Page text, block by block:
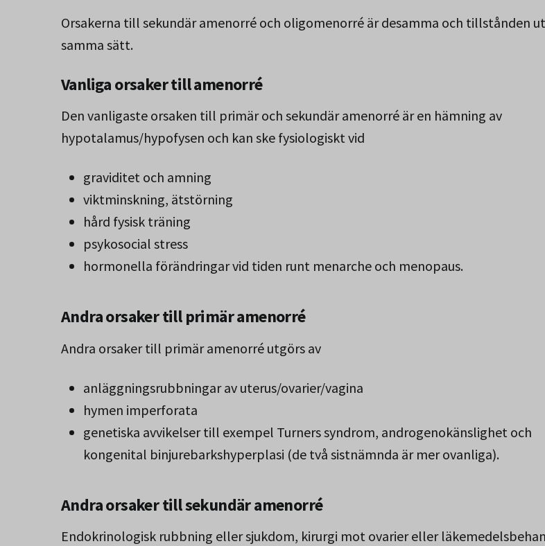
Orsakerna till sekundär amenorré och oligomenorré är desamma och tillstånden
samma sätt.
Vanliga orsaker till amenorré
Den vanligaste orsaken till primär och sekundär amenorré är en hämning av
hypotalamus/hypofysen och kan ske fysiologiskt vid
graviditet och amning
viktminskning, ätstörning
hård fysisk träning
psykosocial stress
hormonella förändringar vid tiden runt menarche och menopaus.
Andra orsaker till primär amenorré
Andra orsaker till primär amenorré utgörs av
anläggningsrubbningar av uterus/ovarier/vagina
hymen imperforata
genetiska avvikelser till exempel Turners syndrom, androgenokänslighet och
kongenital binjurebarkshyperplasi (de två sistnämnda är mer ovanliga).
Andra orsaker till sekundär amenorré
Endokrinologisk rubbning eller sjukdom, kirurgi mot ovarier eller